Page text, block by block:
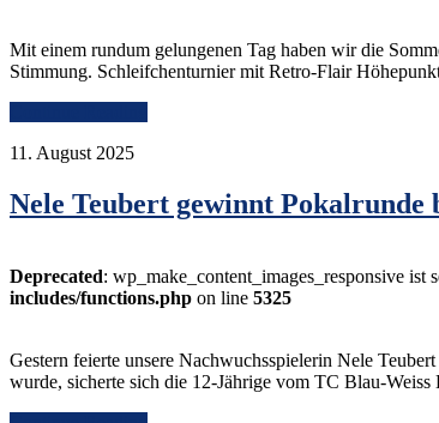
Mit einem rundum gelungenen Tag haben wir die
Stimmung. Schleifchenturnier mit Retro-Flair
11. August 2025
Nele Teubert gewinnt Pokalrunde
Deprecated: wp_make_content_images_responsive ist
includes/functions.php on line 5325
Gestern feierte unsere Nachwuchsspielerin Nele
wurde, sicherte sich die 12-Jährige vom TC Blau-